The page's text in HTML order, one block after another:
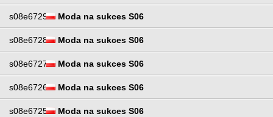
s08e6729 Moda na sukces S06
s08e6728 Moda na sukces S06
s08e6727 Moda na sukces S06
s08e6726 Moda na sukces S06
s08e6725 Moda na sukces S06